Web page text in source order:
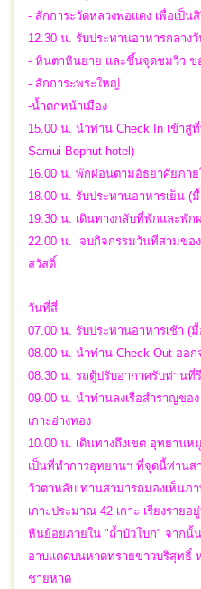
- สักการะวัดหลวงพ่อแดง เพื่อเป็น
12.30 น. รับประทานอาหารกลาง
- หินตาหินยาย และขึ้นจุดชมวิว ข
- สักการะพระใหญ่
-น้ำตกหน้าเมือง
15.00 น. นำท่าน Check In เข้า
Samui Bophut hotel)
16.00 น. พักผ่อนตามอัธยาศัยภาย
18.00 น. รับประทานอาหารเย็น (
19.30 น. เดินทางกลับที่พักและพัก
22.00 น.
จบกิจกรรมวันที่สามของ
สวัสดิ์
วันที่สี่
07.00 น. รับประทานอาหารเช้า (
08.00 น. นำท่าน Check Out ออก
08.30 น. รถตู้ปรับอากาศรับท่านที่
09.00 น. นำท่านลงเรือสำราญขอ
เกาะอ่างทอง
10.00 น. เดินทางถึงเขต อุทยานห
เป็นที่ทำการอุทยานฯ ที่จุดนี้ท่านส
วัวตาหลับ ท่านสามารถมองเห็นภ
เกาะประมาณ 42 เกาะ เรียงรา
หินย้อยภายใน "ถ้ำบัวโบก" จากนั้
อาบแดดบนหาดทรายขาวบริสุทธิ์
ชายหาด